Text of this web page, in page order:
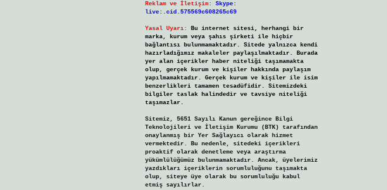
Reklam ve İletişim:
Skype:
live:.cid.575569c608265c69
Yasal Uyarı:
Bu internet sitesi, herhangi bir
marka, kurum veya şahıs şirketi ile hiçbir
bağlantısı bulunmamaktadır. Sitede yalnızca kendi
hazırladığımız makaleler paylaşılmaktadır. Burada
yer alan içerikler haber niteliği taşımamakta
olup, gerçek kurum ve kişiler hakkında paylaşım
yapılmamaktadır. Gerçek kurum ve kişiler ile isim
benzerlikleri tamamen tesadüfidir. Sitemizdeki
bilgiler taslak halindedir ve tavsiye niteliği
taşımazlar.
Sitemiz, 5651 Sayılı Kanun gereğince Bilgi
Teknolojileri ve İletişim Kurumu (BTK) tarafından
onaylanmış bir Yer Sağlayıcı olarak hizmet
vermektedir. Bu nedenle, sitedeki içerikleri
proaktif olarak denetleme veya araştırma
yükümlülüğümüz bulunmamaktadır. Ancak, üyelerimiz
yazdıkları içeriklerin sorumluluğunu taşımakta
olup, siteye üye olarak bu sorumluluğu kabul
etmiş sayılırlar.